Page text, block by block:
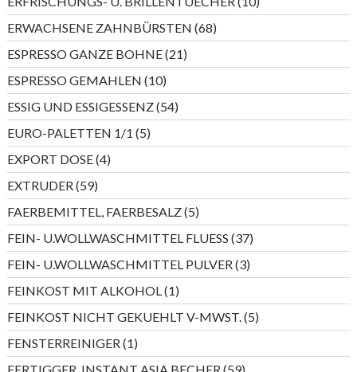
Produkte
ERWACHSENE ZAHNBÜRSTEN 6868
Produkte
ESPRESSO GANZE BOHNE 2121
Produkte
ESPRESSO GEMAHLEN 1010
Produkte
ESSIG UND ESSIGESSENZ 5454
Produkte
EURO-PALETTEN 1/1 55
Produkte
EXPORT DOSE 44
Produkte
EXTRUDER 5959
Produkte
FAERBEMITTEL, FAERBESALZ 55
Produkte
FEIN- U.WOLLWASCHMITTEL FLUESS 3737
Produkte
FEIN- U.WOLLWASCHMITTEL PULVER 33
Produkte
FEINKOST MIT ALKOHOL 11
Produkt
FEINKOST NICHT GEKUEHLT V-MWST. 55
Produkte
FENSTERREINIGER 11
Produkt
59